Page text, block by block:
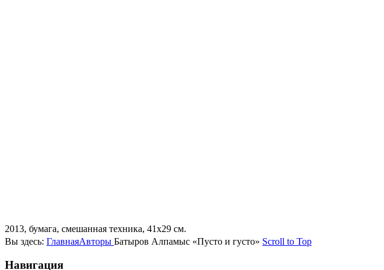
2013, бумага, смешанная техника, 41х29 см.
Вы здесь: ГлавнаяАвторы Батыров Алпамыс «Пусто и густо» Scroll to Top
Навигация